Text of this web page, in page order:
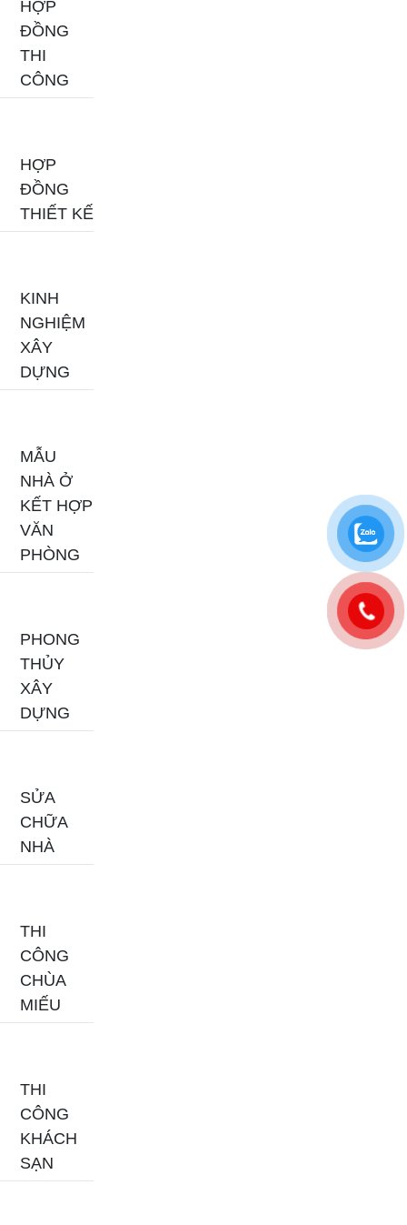
HỢP
ĐỒNG
THI
CÔNG
HỢP
ĐỒNG
THIẾT KẾ
KINH
NGHIỆM
XÂY
DỰNG
MẪU
NHÀ Ở
KẾT HỢP
VĂN
PHÒNG
PHONG
THỦY
XÂY
DỰNG
SỬA
CHỮA
NHÀ
THI
CÔNG
CHÙA
MIẾU
THI
CÔNG
KHÁCH
SẠN